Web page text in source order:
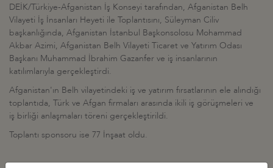
DEİK/Türkiye-Afganistan İş Konseyi tarafından, Afganistan Belh
Vilayeti İş İnsanları Heyeti ile Toplantısını, Süleyman Ciliv
başkanlığında, Afganistan İstanbul Başkonsolosu Mohammad
Akbar Azimi, Afganistan Belh Vilayeti Ticaret ve Yatırım Odası
Başkanı Muhammad İbrahim Gazanfer ve iş insanlarının
katılımlarıyla gerçekleştirdi.
Afganistan'ın Belh vilayetindeki iş ve yatırım fırsatlarının ele alındığı
toplantıda, Türk ve Afgan firmaları arasında ikili iş görüşmeleri ve
iş birliği anlaşmaları töreni gerçekleştirildi.
Toplantı sponsoru ise 77 İnşaat oldu.